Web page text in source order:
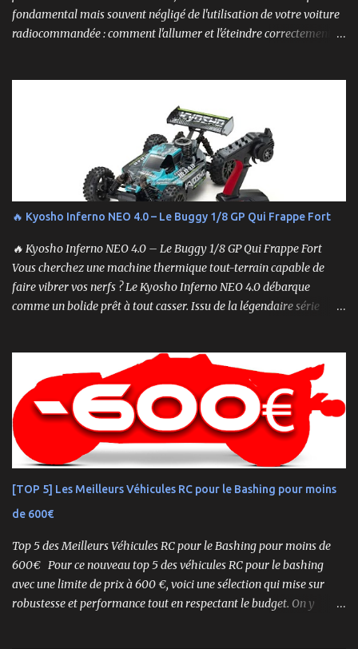
fondamental mais souvent négligé de l'utilisation de votre voiture
radiocommandée : comment l'allumer et l'éteindre correctement.
🔥 Kyosho Inferno NEO 4.0 – Le Buggy 1/8 GP Qui Frappe Fort
🔥 Kyosho Inferno NEO 4.0 – Le Buggy 1/8 GP Qui Frappe Fort
Vous cherchez une machine thermique tout-terrain capable de
faire vibrer vos nerfs ? Le Kyosho Inferno NEO 4.0 débarque
comme un bolide prêt à tout casser. Issu de la légendaire série
de boîte. 🏆 Héritage de Compétition, Prêt pour l’Aventure Basé sur
une plateforme au palmarès impressionnant — dont plusieurs
titres de champion du monde — le NEO 4.0 est conçu pour la
performance pure. Que vous soyez débutant ou mordu confirmé ,
ce buggy offre une prise en main rapide , une construction robuste
et une conduite précise , aussi bien sur piste que sur terrain
assemblé Moteur thermique KE21SP avec lanceur manuel
Électronique installée Carrosserie peinte et décorée Radio à volant
[TOP 5] Les Meilleurs Véhicules RC pour le Bashing pour moins
de 600€
Top 5 des Meilleurs Véhicules RC pour le Bashing pour moins de
600€ Pour ce nouveau top 5 des véhicules RC pour le bashing
avec une limite de prix à 600 €, voici une sélection qui mise sur
robustesse et performance tout en respectant le budget. On y